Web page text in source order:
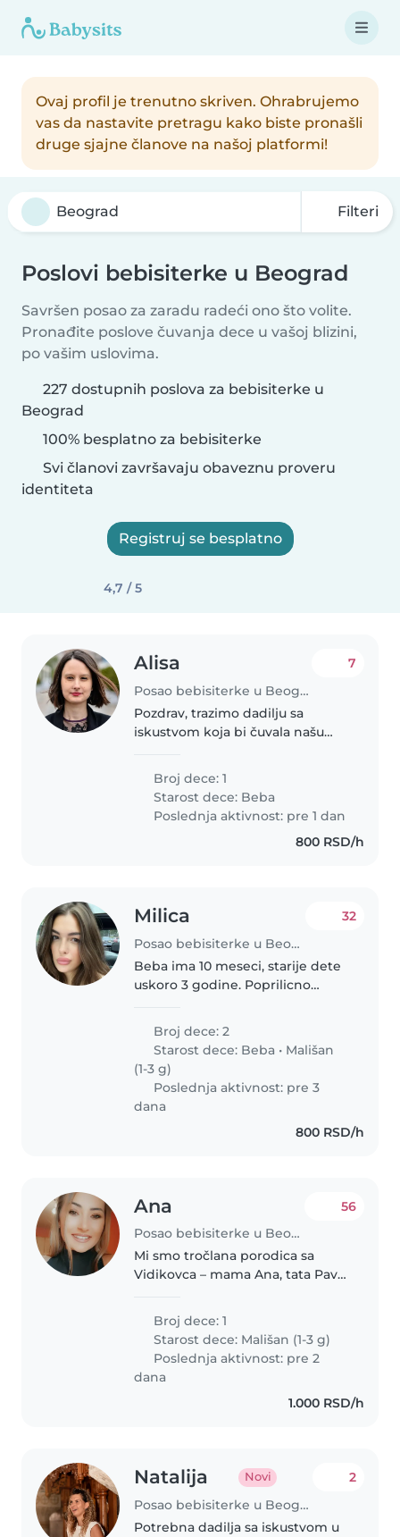
Ovaj profil je trenutno skriven. Ohrabrujemo
vas da nastavite pretragu kako biste pronašli
druge sjajne članove na našoj platformi!
Filteri
Poslovi bebisiterke u Beograd
Savršen posao za zaradu radeći ono što volite.
Pronađite poslove čuvanja dece u vašoj blizini,
po vašim uslovima.
227 dostupnih poslova za bebisiterke u
Beograd
100% besplatno za bebisiterke
Svi članovi završavaju obaveznu proveru
identiteta
Registruj se besplatno
4,7 / 5
Alisa
Posao bebisiterke u Beograd
7
Pozdrav, trazimo dadilju sa
iskustvom koja bi čuvala našu
radne nedelje. Živimo u širem
centru Beograda, čuvanje nam je
potrebno u periodu od 9-17h
radnim..
Broj dece: 1
Starost dece: Beba
Poslednja aktivnost: pre 1 dan
800 RSD/h
Milica
Posao bebisiterke u Beograd
32
Beba ima 10 meseci, starije dete
uskoro 3 godine. Poprilicno
da istrazuje, starije dete obozava
sve kreativnije igre,..
Broj dece: 2
Starost dece: Beba • Mališan
(1-3 g)
Poslednja aktivnost: pre 3
dana
800 RSD/h
Ana
Posao bebisiterke u Beograd
56
Mi smo tročlana porodica sa
Vidikovca – mama Ana, tata Pavle
Mila. Tražimo odgovornu, toplu i
pouzdanu dadilju za povremeno
čuvanje. Važno nam je da..
Broj dece: 1
Starost dece: Mališan (1-3 g)
Poslednja aktivnost: pre 2
dana
1.000 RSD/h
Natalija Novi
Posao bebisiterke u Beograd
2
Potrebna dadilja sa iskustvom u